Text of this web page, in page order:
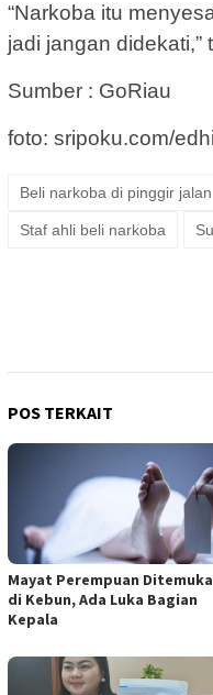
“Narkoba itu
jadi jangan didekati,”
Sumber : GoRiau
foto: sripoku.com/
Beli narkoba di pinggir jalan
Staf ahli beli narkoba
POS TERKAIT
Mayat Perempuan
di Kebun, Ada Luka Bagian
Kepala